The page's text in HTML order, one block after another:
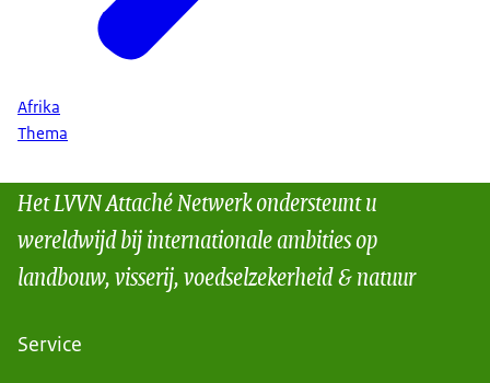
Afrika
Thema
Het LVVN Attaché Netwerk ondersteunt u
wereldwijd bij internationale ambities op
landbouw, visserij, voedselzekerheid & natuur
Service